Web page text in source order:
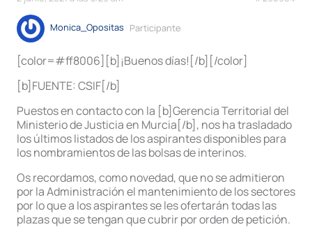
Monica_Opositas Participante
[color=#ff8006][b]¡Buenos días![/b][/color]
[b]FUENTE: CSIF[/b]
Puestos en contacto con la [b]Gerencia Territorial del
Ministerio de Justicia en Murcia[/b], nos ha trasladado
los últimos listados de los aspirantes disponibles para
los nombramientos de las bolsas de interinos.
Os recordamos, como novedad, que no se admitieron
por la Administración el mantenimiento de los sectores
por lo que a los aspirantes se les ofertarán todas las
plazas que se tengan que cubrir por orden de petición.